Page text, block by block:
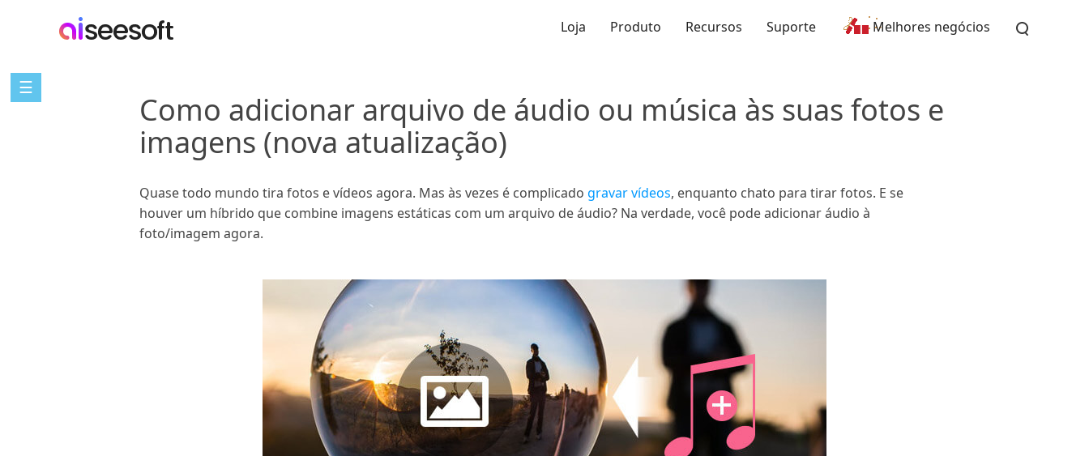
Loja Produto Recursos Suporte Melhores negócios
☰
Como adicionar arquivo de áudio ou música às suas fotos e
imagens (nova atualização)
Quase todo mundo tira fotos e vídeos agora. Mas às vezes é complicado gravar vídeos, enquanto chato para tirar fotos. E se
houver um híbrido que combine imagens estáticas com um arquivo de áudio? Na verdade, você pode adicionar áudio à
foto/imagem agora.